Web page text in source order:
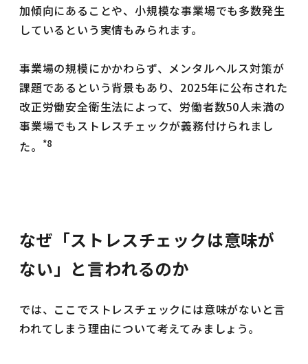
加傾向にあることや、小規模な事業場でも多数発生
しているという実情もみられます。
事業場の規模にかかわらず、メンタルヘルス対策が
課題であるという背景もあり、2025年に公布された
改正労働安全衛生法によって、労働者数50人未満の
事業場でもストレスチェックが義務付けられまし
た。
*8
なぜ「ストレスチェックは意味が
ない」と言われるのか
では、ここでストレスチェックには意味がないと言
われてしまう理由について考えてみましょう。